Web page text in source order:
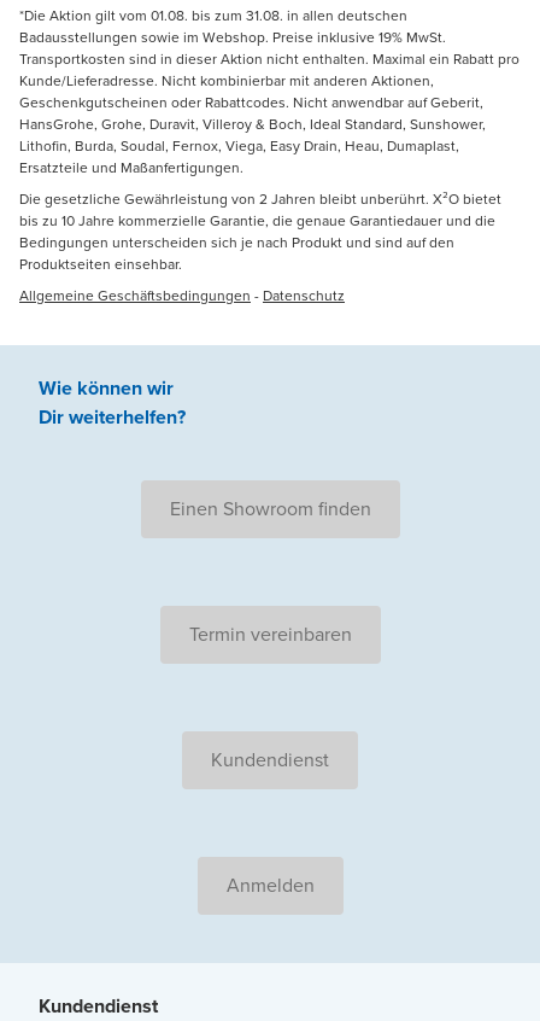
*Die Aktion gilt vom 01.08. bis zum 31.08. in allen deutschen
Badausstellungen sowie im Webshop. Preise inklusive 19% MwSt.
Transportkosten sind in dieser Aktion nicht enthalten. Maximal ein Rabatt pro
Kunde/Lieferadresse. Nicht kombinierbar mit anderen Aktionen,
Geschenkgutscheinen oder Rabattcodes. Nicht anwendbar auf Geberit,
HansGrohe, Grohe, Duravit, Villeroy & Boch, Ideal Standard, Sunshower,
Lithofin, Burda, Soudal, Fernox, Viega, Easy Drain, Heau, Dumaplast,
Ersatzteile und Maßanfertigungen.
Die gesetzliche Gewährleistung von 2 Jahren bleibt unberührt. X²O bietet
bis zu 10 Jahre kommerzielle Garantie, die genaue Garantiedauer und die
Bedingungen unterscheiden sich je nach Produkt und sind auf den
Produktseiten einsehbar.
Allgemeine Geschäftsbedingungen - Datenschutz
Wie können wir
Dir weiterhelfen?
Einen Showroom finden
Termin vereinbaren
Kundendienst
Anmelden
Kundendienst